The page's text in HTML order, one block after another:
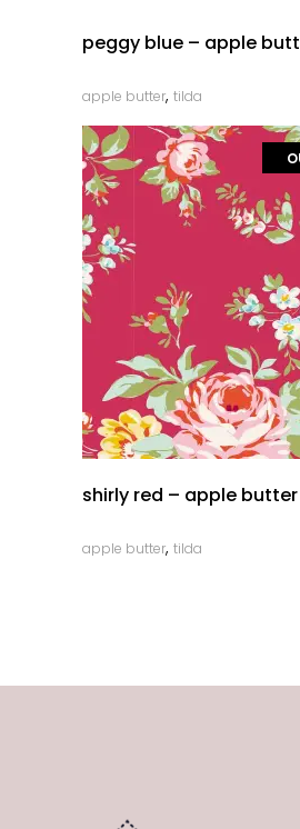
peggy blue – apple
apple butter, tilda
shirly red – apple
apple butter, tilda